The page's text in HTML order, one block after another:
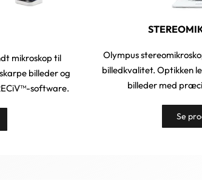
mikroskop til
billeder og
software.
Olympus
billedkvalitet. Optikken
billeder med
Se